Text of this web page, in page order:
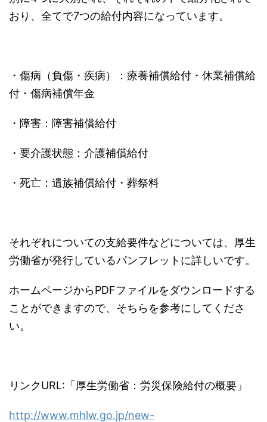
おり、全てで7つの給付内容になっています。
・傷病（負傷・疾病）：療養補償給付・休業補償給
付・傷病補償年金
・障害：障害補償給付
・要介護状態：介護補償給付
・死亡：遺族補償給付・葬祭料
それぞれについての支給要件などについては、厚生
労働省が発行しているパンフレットに詳しいです。
ホームページからPDFファイルをダウンロードする
ことができますので、そちらを参考にしてくださ
い。
リンクURL:「厚生労働省：労災保険給付の概要」
http://www.mhlw.go.jp/new-